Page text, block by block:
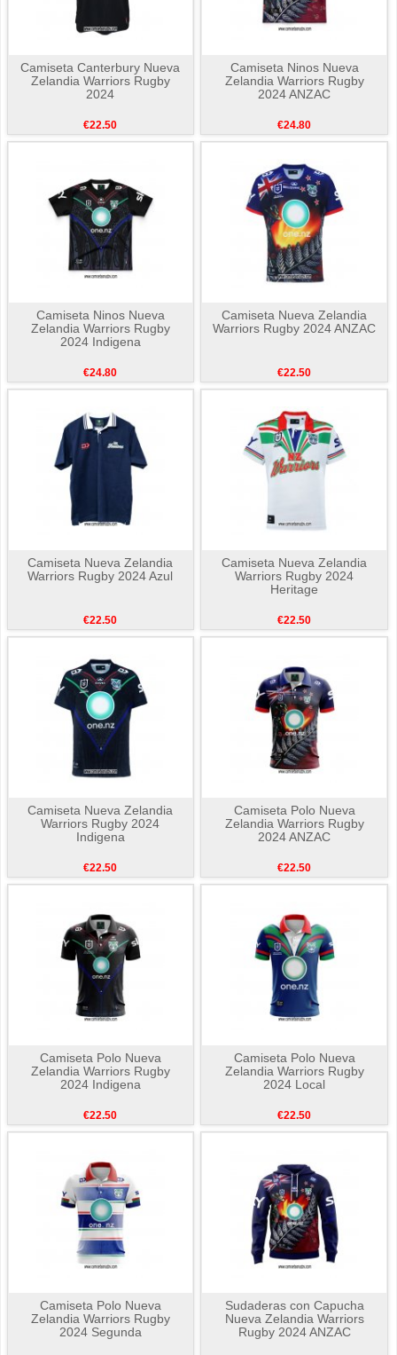
Camiseta Canterbury Nueva
Zelandia Warriors Rugby
2024
€22.50
Camiseta Ninos Nueva
Zelandia Warriors Rugby
2024 ANZAC
€24.80
Camiseta Ninos Nueva
Zelandia Warriors Rugby
2024 Indigena
€24.80
Camiseta Nueva Zelandia
Warriors Rugby 2024 ANZAC
€22.50
Camiseta Nueva Zelandia
Warriors Rugby 2024 Azul
€22.50
Camiseta Nueva Zelandia
Warriors Rugby 2024
Heritage
€22.50
Camiseta Nueva Zelandia
Warriors Rugby 2024
Indigena
€22.50
Camiseta Polo Nueva
Zelandia Warriors Rugby
2024 ANZAC
€22.50
Camiseta Polo Nueva
Zelandia Warriors Rugby
2024 Indigena
€22.50
Camiseta Polo Nueva
Zelandia Warriors Rugby
2024 Local
€22.50
Camiseta Polo Nueva
Zelandia Warriors Rugby
2024 Segunda
Sudaderas con Capucha
Nueva Zelandia Warriors
Rugby 2024 ANZAC